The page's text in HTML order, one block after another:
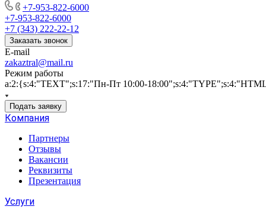
+7-953-822-6000
+7-953-822-6000
+7 (343) 222-22-12
Заказать звонок
E-mail
zakaztral@mail.ru
Режим работы
a:2:{s:4:"TEXT";s:17:"Пн-Пт 10:00-
Подать заявку
Компания
Партнеры
Отзывы
Вакансии
Реквизиты
Презентация
Услуги